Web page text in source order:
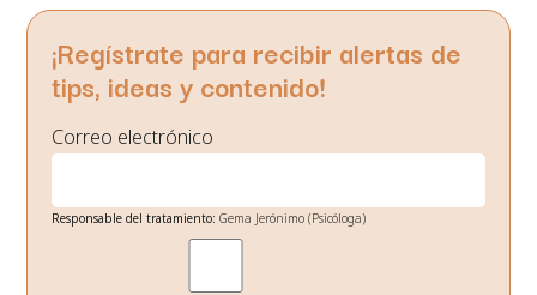
¡Regístrate para recibir alertas de
tips, ideas y contenido!
Correo electrónico
Responsable del tratamiento: Gema Jerónimo (Psicóloga)
Gestión de envío de noticias de interés.